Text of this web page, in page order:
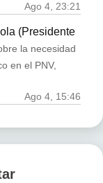
Ago 4, 23:21
(Presidente
la necesidad
en el PNV,
Ago 4, 15:46